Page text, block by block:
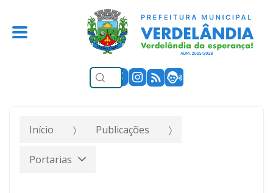
Início Publicações
Portarias